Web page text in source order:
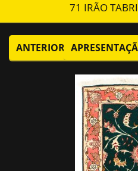
71 IRÃO
ANTERIOR